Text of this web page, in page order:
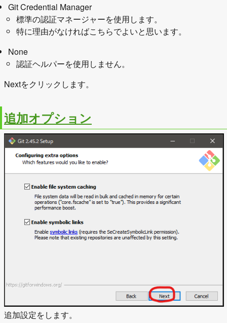
Git Credential Manager
標準の認証マネージャーを使用します。
特に理由がなければこちらでよいと思います。
None
認証ヘルパーを使用しません。
Nextをクリックします。
追加オプション
追加設定をします。